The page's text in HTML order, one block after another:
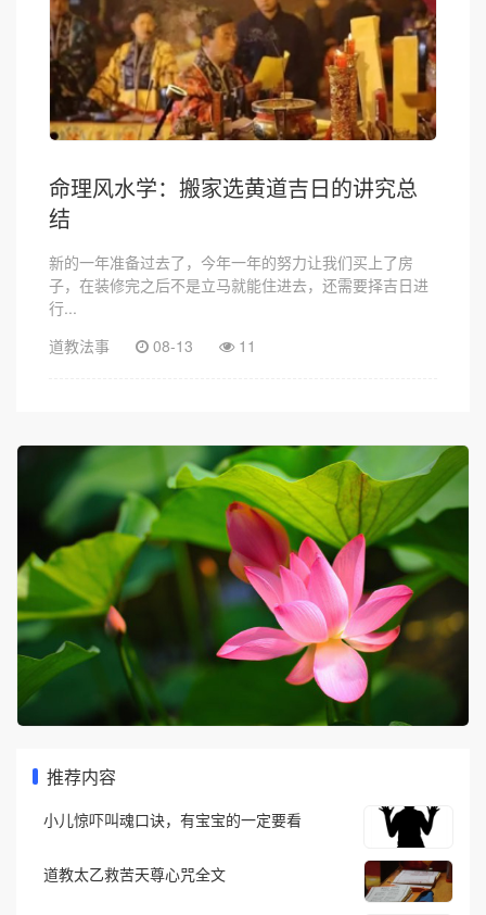
命理风水学：搬家选黄道吉日的讲究总
结
新的一年准备过去了，今年一年的努力让我们买上了房
子，在装修完之后不是立马就能住进去，还需要择吉日进
行...
道教法事
08-13 11
推荐内容
小儿惊吓叫魂口诀，有宝宝的一定要看
道教太乙救苦天尊心咒全文